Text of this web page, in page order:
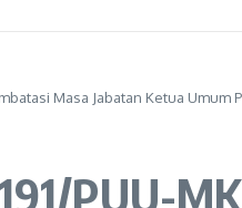
Masa Jabatan Ketua Umum
PUU-